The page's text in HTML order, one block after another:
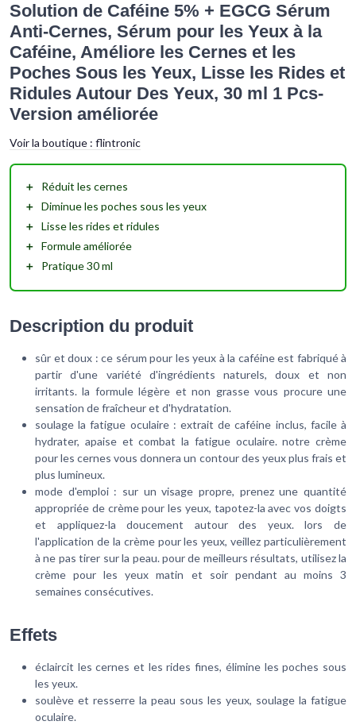
Solution de Caféine 5% + EGCG Sérum
Anti-Cernes, Sérum pour les Yeux à la
Caféine, Améliore les Cernes et les
Poches Sous les Yeux, Lisse les Rides et
Ridules Autour Des Yeux, 30 ml 1 Pcs-
Version améliorée
Voir la boutique : flintronic
＋ Réduit les cernes
＋ Diminueles poches sous les yeux
＋ Lisseles rides et ridules
＋ Formuleaméliorée
＋
Pratique 30 ml
Description du produit
sûr et doux : ce sérum pour les yeux à la caféine est fabriqué à
partir d'une variété d'ingrédients naturels, doux et non
irritants. la formule légère et non grasse vous procure une
sensation de fraîcheur et d'hydratation.
soulage la fatigue oculaire : extrait de caféine inclus, facile à
hydrater, apaise et combat la fatigue oculaire. notre crème
pour les cernes vous donnera un contour des yeux plus frais et
plus lumineux.
mode d'emploi : sur un visage propre, prenez une quantité
appropriée de crème pour les yeux, tapotez-la avec vos doigts
et appliquez-la doucement autour des yeux. lors de
l'application de la crème pour les yeux, veillez particulièrement
à ne pas tirer sur la peau. pour de meilleurs résultats, utilisez la
crème pour les yeux matin et soir pendant au moins 3
semaines consécutives.
Effets
éclaircit les cernes et les rides fines, élimine les poches sous
les yeux.
soulève et resserre la peau sous les yeux, soulage la fatigue
oculaire.